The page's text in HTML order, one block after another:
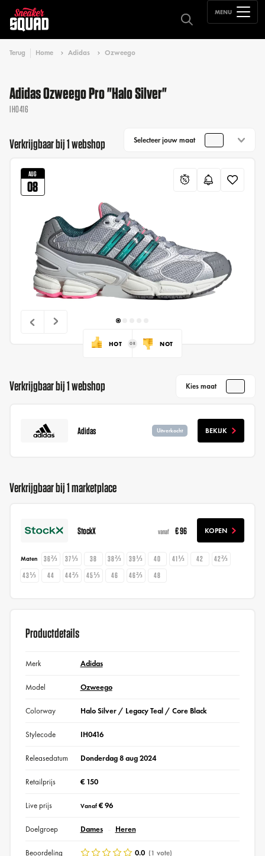
MENU
Terug Home Adidas Ozweego
Adidas Ozweego Pro "Halo Silver"
IH0416
Verkrijgbaar bij 1 webshop Selecteer jouw maat
AUG
08
HOT NOT
Verkrijgbaar bij 1 webshop Kies maat
Adidas Uitverkocht BEKIJK
Verkrijgbaar bij 1 marketplace
StockX vanaf € 96 KOPEN
Maten 36⅔ 37⅓ 38 38⅔ 39⅓ 40 41⅓ 42
42⅔
43⅓
44 44⅔ 45⅓ 46 46⅔ 48
Productdetails
Merk Adidas
Model Ozweego
Colorway Halo Silver / Legacy Teal / Core Black
Stylecode IH0416
Releasedatum Donderdag 8 aug 2024
Retailprijs € 150
Live prijs Vanaf€ 96
Doelgroep Dames Heren
Beoordeling 0.0 (1 vote)